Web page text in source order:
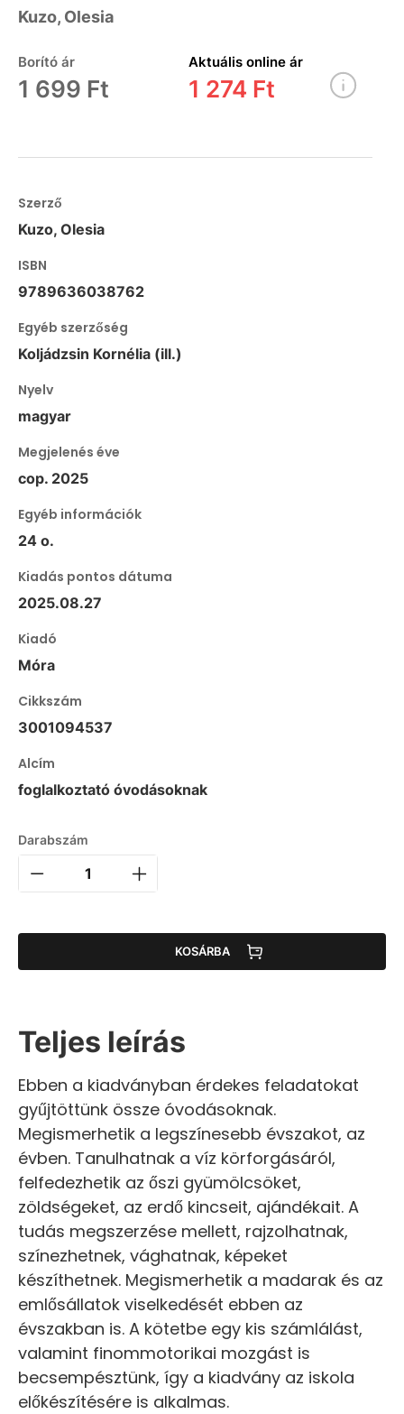
Kuzo, Olesia
Borító ár
1 699 Ft
Aktuális online ár
1 274 Ft
Szerző
Kuzo, Olesia
ISBN
9789636038762
Egyéb szerzőség
Koljádzsin Kornélia (ill.)
Nyelv
magyar
Megjelenés éve
cop. 2025
Egyéb információk
24 o.
Kiadás pontos dátuma
2025.08.27
Kiadó
Móra
Cikkszám
3001094537
Alcím
foglalkoztató óvodásoknak
Darabszám
KOSÁRBA
Teljes leírás
Ebben a kiadványban érdekes feladatokat
gyűjtöttünk össze óvodásoknak.
Megismerhetik a legszínesebb évszakot, az
évben. Tanulhatnak a víz körforgásáról,
felfedezhetik az őszi gyümölcsöket,
zöldségeket, az erdő kincseit, ajándékait. A
tudás megszerzése mellett, rajzolhatnak,
színezhetnek, vághatnak, képeket
készíthetnek. Megismerhetik a madarak és az
emlősállatok viselkedését ebben az
évszakban is. A kötetbe egy kis számlálást,
valamint finommotorikai mozgást is
becsempésztünk, így a kiadvány az iskola
előkészítésére is alkalmas.